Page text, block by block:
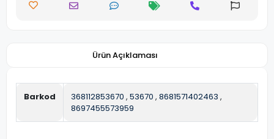
Ürün Açıklaması
Barkod 368112853670 , 53670 , 8681571402463 ,
8697455573959